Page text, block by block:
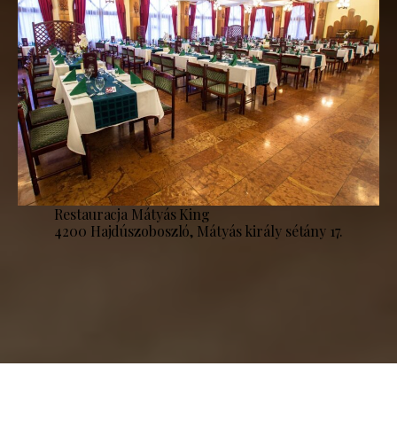
Restauracja Mátyás King
4200 Hajdúszoboszló, Mátyás király sétány 17.